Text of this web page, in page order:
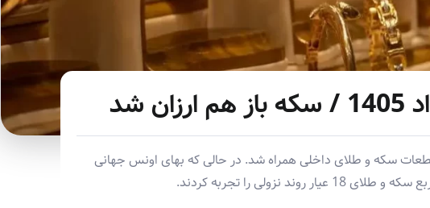
سکه و طلای داخلی همراه شد. در حالی که بهای اونس جهانی
نزولی را تجربه کردند.